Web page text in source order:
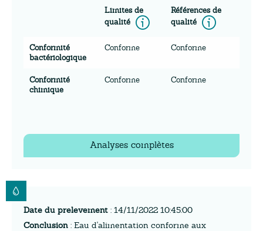
Limites de
qualité
Information
Références de
qualité
Conformité
bactériologique
Conforme Conforme
Conformité
chimique
Conforme Conforme
Analyses complètes
Date du prelevement : 14/11/2022 10:45:00
Conclusion : Eau d'alimentation conforme aux